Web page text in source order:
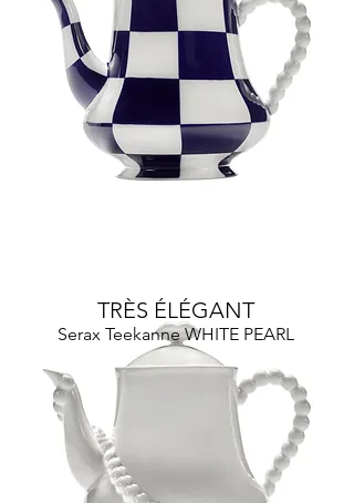
TRÈS ÉLÉGANT
Serax Teekanne WHITE PEARL